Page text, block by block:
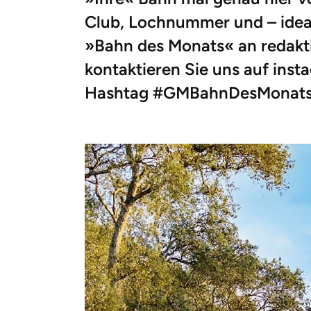
Club, Lochnummer und –
»Bahn des Monats« an
kontaktieren Sie uns auf
Hashtag